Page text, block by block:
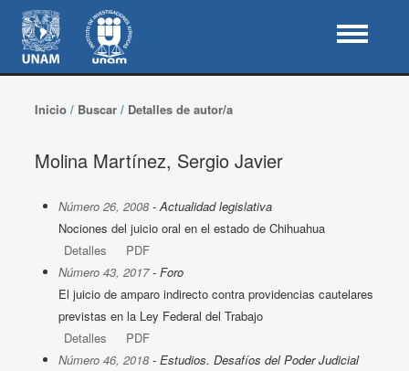
Inicio/ Buscar/ Detalles de autor/a
Molina Martínez, Sergio Javier
Número 26, 2008- Actualidad legislativa
Nociones del juicio oral en el estado de Chihuahua
Detalles
PDF
Número 43, 2017- Foro
El juicio de amparo indirecto contra providencias cautelares
previstas en la Ley Federal del Trabajo
Detalles
PDF
Número 46, 2018- Estudios. Desafíos del Poder Judicial